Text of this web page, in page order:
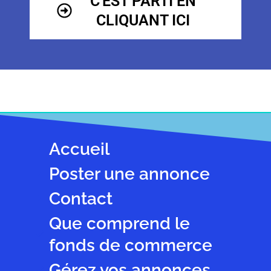
CLIQUANT ICI
Accueil
Poster une annonce
Contact
Que comprend le
fonds de commerce